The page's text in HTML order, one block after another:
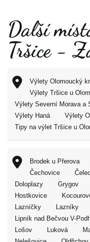
Další
Tršice -
Výlety Olomoucký
Výlety Tršice u
Výlety Severní Morava a
Výlety Haná
Výlety
Tipy na výlet Tršice u
Brodek u Přerova
Čechovice
Doloplazy
Grygov
Hostkovice
Lazníčky
Lazníky
Lipník nad Bečvou V-
Lošov
Luková